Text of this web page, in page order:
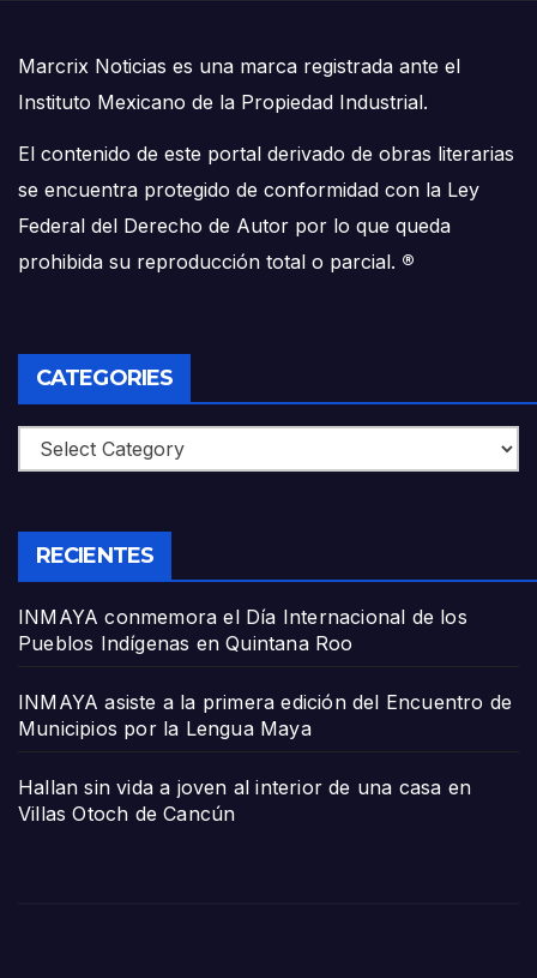
Marcrix Noticias es una marca registrada ante el
Instituto Mexicano de la Propiedad Industrial.
El contenido de este portal derivado de obras literarias
se encuentra protegido de conformidad con la Ley
Federal del Derecho de Autor por lo que queda
prohibida su reproducción total o parcial. ®
CATEGORIES
Categories
RECIENTES
INMAYA conmemora el Día Internacional de los
Pueblos Indígenas en Quintana Roo
INMAYA asiste a la primera edición del Encuentro de
Municipios por la Lengua Maya
Hallan sin vida a joven al interior de una casa en
Villas Otoch de Cancún